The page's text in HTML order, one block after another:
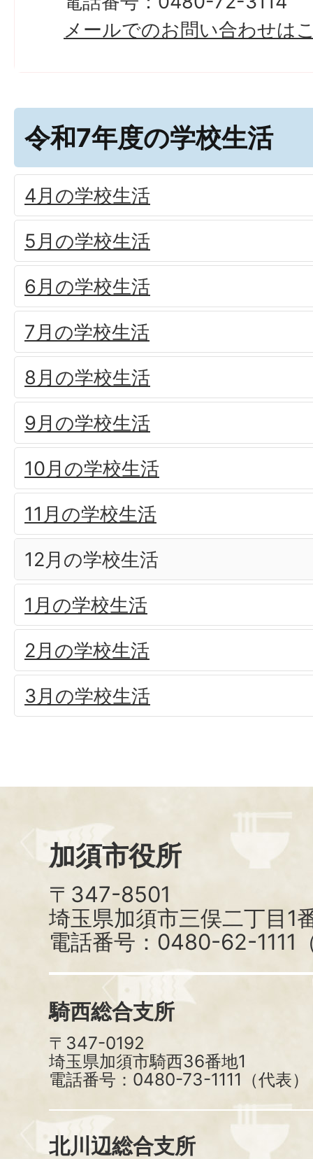
メールでのお問い合わせは
令和7年度の学校生活
4月の学校生活
5月の学校生活
6月の学校生活
7月の学校生活
8月の学校生活
9月の学校生活
10月の学校生活
11月の学校生活
12月の学校生活
1月の学校生活
2月の学校生活
3月の学校生活
加須市役所
〒347-8501
埼玉県加須市三俣二丁目1
電話番号：0480-62-1111
騎西総合支所
〒347-0192
埼玉県加須市騎西36番地1
電話番号：0480-73-1111（代表）
北川辺総合支所